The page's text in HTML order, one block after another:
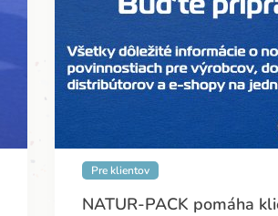
Pre klientov
NATUR-PACK pomáha